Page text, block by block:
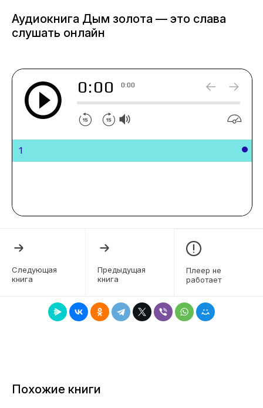
Аудиокнига Дым золота — это слава
слушать онлайн
0:00 0:00
1
Следующая
книга
Предыдущая
книга
Плеер не
работает
Похожие книги